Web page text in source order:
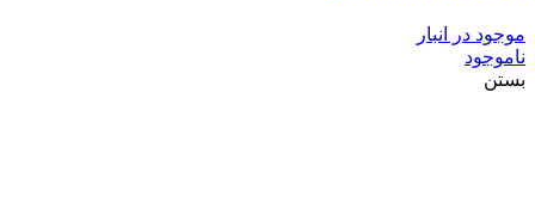
موجود در انبار
ناموجود
بستن